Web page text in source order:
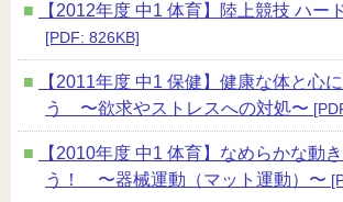
【2012年度 中1 体育】陸上競技 ハー
[PDF: 826KB]
【2011年度 中1 保健】健康な体と心
う 〜欲求やストレスへの対処〜
【2010年度 中1 体育】なめらかな動
う！ 〜器械運動（マット運動）〜